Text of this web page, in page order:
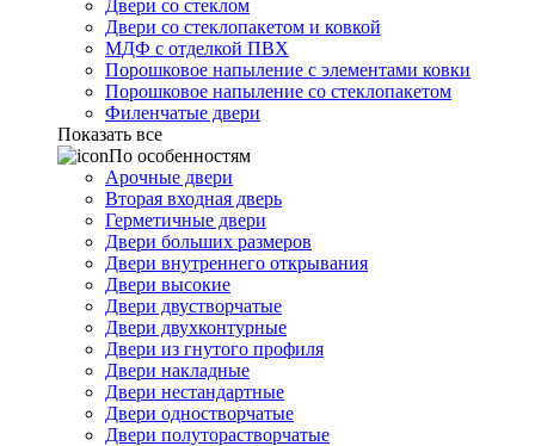
Двери со стеклом
Двери со стеклопакетом и ковкой
МДФ с отделкой ПВХ
Порошковое напыление с элементами ковки
Порошковое напыление со стеклопакетом
Филенчатые двери
Показать все
По особенностям
Арочные двери
Вторая входная дверь
Герметичные двери
Двери больших размеров
Двери внутреннего открывания
Двери высокие
Двери двустворчатые
Двери двухконтурные
Двери из гнутого профиля
Двери накладные
Двери нестандартные
Двери одностворчатые
Двери полуторастворчатые